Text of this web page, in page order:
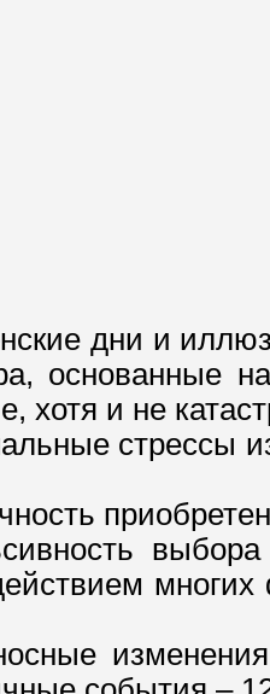
дни и
основанные
хотя и не
стрессы
выбора